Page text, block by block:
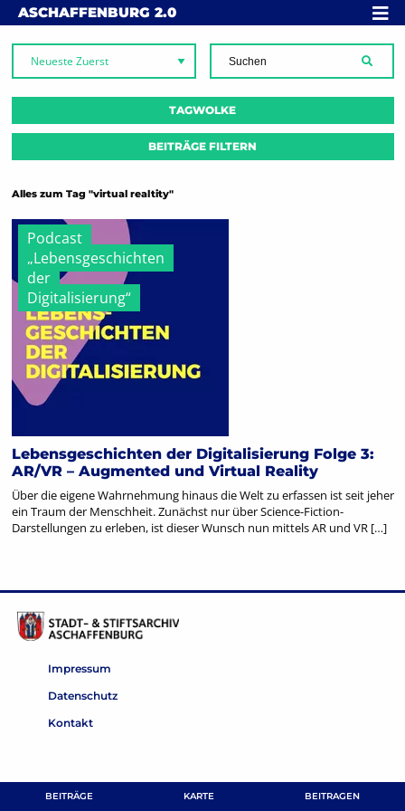
Skip to content
ASCHAFFENBURG 2.0
BEITRÄGE KARTE BEITRAGEN
MENÜ
TAGWOLKE
BEITRÄGE FILTERN
Alles zum Tag "virtual realtity"
Podcast
„Lebensgeschichten
der
Digitalisierung“
Lebensgeschichten der Digitalisierung Folge 3:
AR/VR – Augmented und Virtual Reality
Über die eigene Wahrnehmung hinaus die Welt zu erfassen ist seit jeher
ein Traum der Menschheit. Zunächst nur über Science-Fiction-
Darstellungen zu erleben, ist dieser Wunsch nun mittels AR und VR […]
Impressum
Datenschutz
Kontakt